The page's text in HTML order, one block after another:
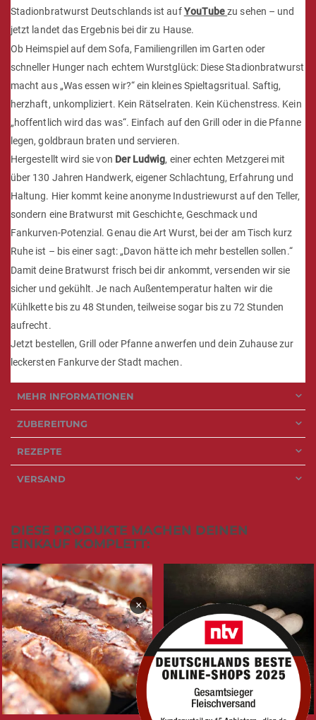
Stadionbratwurst Deutschlands ist aufYouTubezu sehen – und
jetzt landet das Ergebnis bei dir zu Hause.
Ob Heimspiel auf dem Sofa, Familiengrillen im Garten oder
schneller Hunger nach echtem Wurstglück: Diese Stadionbratwurst
macht aus „Was essen wir?“ ein kleines Spieltagsritual. Saftig,
herzhaft, unkompliziert. Kein Rätselraten. Kein Küchenstress. Kein
„hoffentlich wird das was“. Einfach auf den Grill oder in die Pfanne
legen, goldbraun braten und servieren.
Hergestellt wird sie von Der Ludwig, einer echten Metzgerei mit
über 130 Jahren Handwerk, eigener Schlachtung, Erfahrung und
Haltung. Hier kommt keine anonyme Industriewurst auf den Teller,
sondern eine Bratwurst mit Geschichte, Geschmack und
Fankurven-Potenzial. Genau die Art Wurst, bei der am Tisch kurz
Ruhe ist – bis einer sagt: „Davon hätte ich mehr bestellen sollen.“
Damit deine Bratwurst frisch bei dir ankommt, versenden wir sie
sicher und gekühlt. Je nach Außentemperatur halten wir die
Kühlkette bis zu 48 Stunden, teilweise sogar bis zu 72 Stunden
aufrecht.
Jetzt bestellen, Grill oder Pfanne anwerfen und dein Zuhause zur
leckersten Fankurve der Stadt machen.
MEHR INFORMATIONEN
ZUBEREITUNG
REZEPTE
VERSAND
DIESE PRODUKTE MACHEN DEINEN
EINKAUF KOMPLETT:
×